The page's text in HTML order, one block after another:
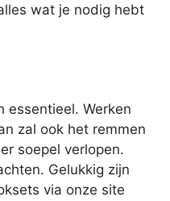
wat je nodig hebt
essentieel. Werken
zal ook het remmen
soepel verlopen.
Gelukkig zijn
via onze site